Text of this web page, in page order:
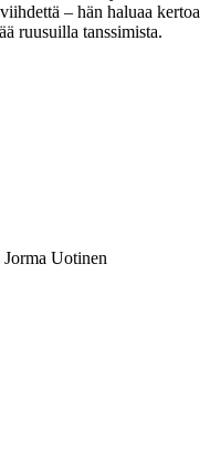
– hän haluaa kertoa
ruusuilla tanssimista.
Uotinen